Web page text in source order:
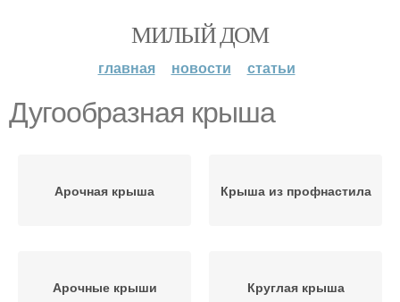
МИЛЫЙ ДОМ
главная новости статьи
Дугообразная крыша
Арочная крыша Крыша из профнастила
Арочные крыши Круглая крыша